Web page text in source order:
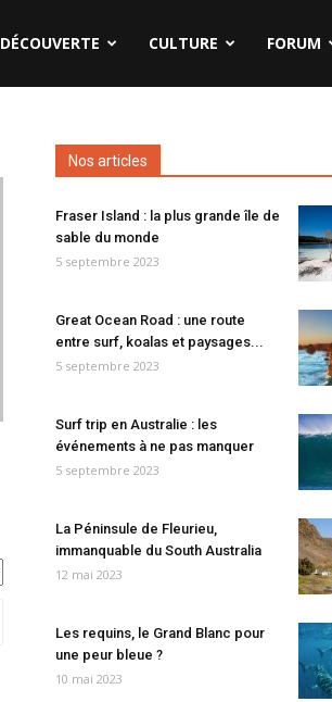
DÉCOUVERTE CULTURE FORUM
Nos articles
Fraser Island : la plus grande île de
sable du monde
5 septembre 2023
Great Ocean Road : une route
entre surf, koalas et paysages...
5 septembre 2023
Surf trip en Australie : les
événements à ne pas manquer
5 septembre 2023
La Péninsule de Fleurieu,
immanquable du South Australia
12 mai 2023
Les requins, le Grand Blanc pour
une peur bleue ?
10 mai 2023